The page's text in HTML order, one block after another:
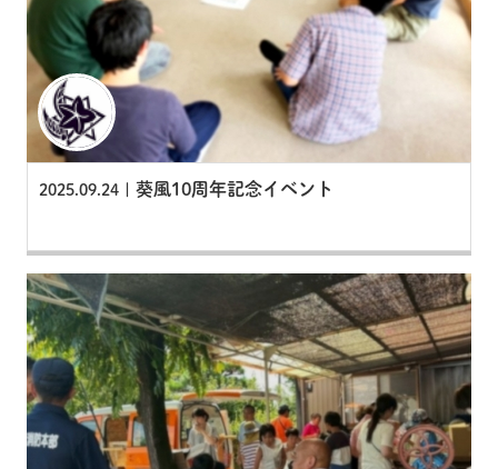
2025.09.24 | 葵風10周年記念イベント